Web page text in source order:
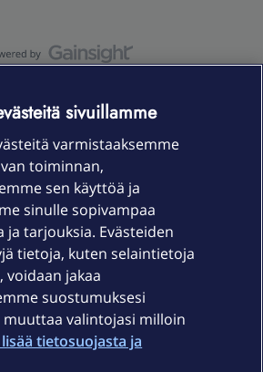
sivuillamme
varmistaaksemme
toiminnan,
sen käyttöä ja
sinulle sopivampaa
ja tarjouksia. Evästeiden
tietoja, kuten selaintietoja
voidaan jakaa
suostumuksesi
muuttaa valintojasi milloin
tietosuojasta ja